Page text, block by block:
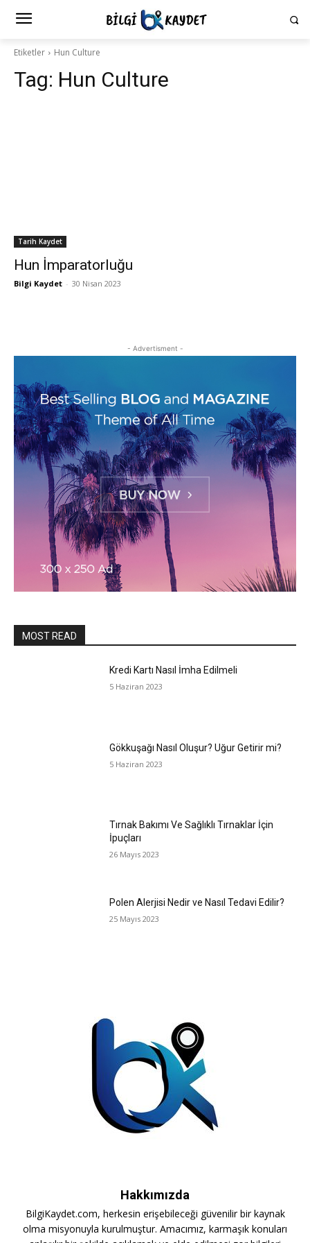
Etiketler Hun Culture
Tag: Hun Culture
Tarih Kaydet
Hun İmparatorluğu
Bilgi Kaydet - 30 Nisan 2023
- Advertisment -
MOST READ
Kredi Kartı Nasıl İmha Edilmeli
5 Haziran 2023
Gökkuşağı Nasıl Oluşur? Uğur Getirir mi?
5 Haziran 2023
Tırnak Bakımı Ve Sağlıklı Tırnaklar İçin
İpuçları
26 Mayıs 2023
Polen Alerjisi Nedir ve Nasıl Tedavi Edilir?
25 Mayıs 2023
Hakkımızda
BilgiKaydet.com, herkesin erişebileceği güvenilir bir kaynak
olma misyonuyla kurulmuştur. Amacımız, karmaşık konuları